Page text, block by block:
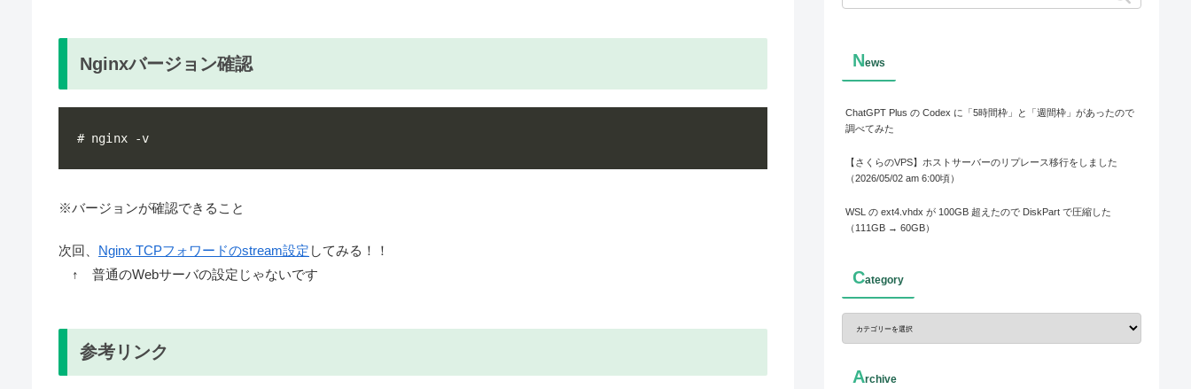
Nginxバージョン確認
※バージョンが確認できること
次回、 Nginx TCPフォワードのstream設定 してみる！！
↑ 普通のWebサーバの設定じゃないです
参考リンク
News
ChatGPT Plus の Codex に「5時間枠」と「週間枠」があったので
調べてみた
【さくらのVPS】ホストサーバーのリプレース移行をしました
（2026/05/02 am 6:00頃）
WSL の ext4.vhdx が 100GB 超えたので DiskPart で圧縮した
（111GB → 60GB）
Category
Archive